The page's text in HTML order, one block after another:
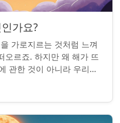
가요?
가로지르는 것처럼 느껴
오르죠. 하지만 왜 해가 뜨
관한 것이 아니라 우리에